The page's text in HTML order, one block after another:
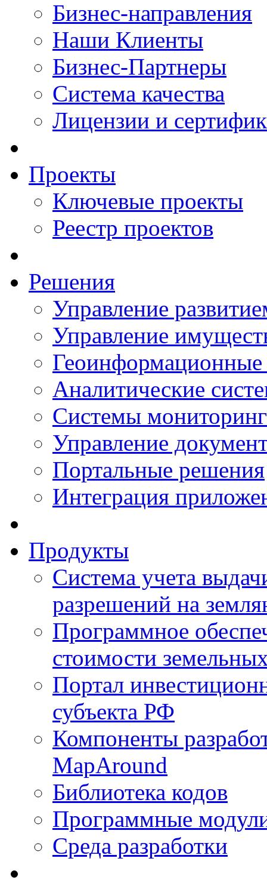
Бизнес-направления
Наши Клиенты
Бизнес-Партнеры
Система качества
Лицензии и
Проекты
Ключевые проекты
Реестр проектов
Решения
Управление
Управление
Аналитические
Системы
Управление
Портальные решения
Интеграция
Продукты
Система учета
разрешений на
Программное
стоимости
Портал
субъекта РФ
Компоненты
MapAround
Библиотека кодов
Программные
Среда разработки